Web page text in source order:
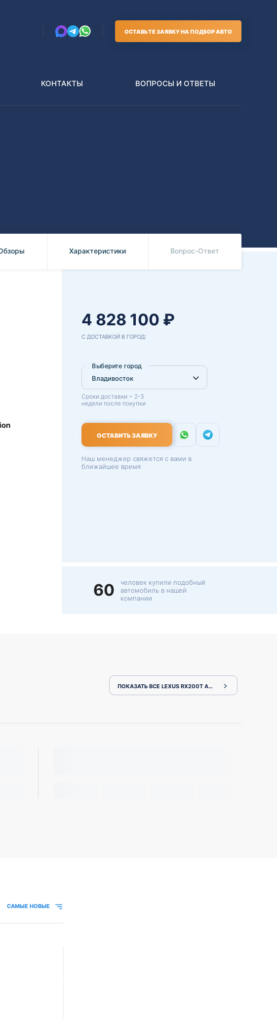
ОСТАВЬТЕ ЗАЯВКУ НА ПОДБОР АВТО
КОНТАКТЫ ВОПРОСЫ И ОТВЕТЫ
Характеристики Вопрос-Ответ
4 828 100 ₽
С ДОСТАВКОЙ В ГОРОД:
Выберите город
Сроки доставки ~ 2-3
недели после покупки
ОСТАВИТЬ ЗАЯВКУ
Наш менеджер свяжется с вами в
ближайшее время
60
человек купили подобный
автомобиль в нашей
компании
ПОКАЗАТЬ ВСЕ LEXUS RX200T AGL20W
САМЫЕ НОВЫЕ